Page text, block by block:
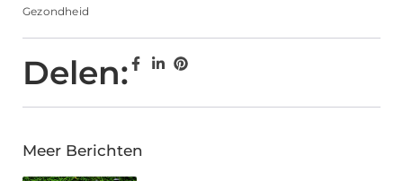
Gezondheid
Delen:
Meer Berichten